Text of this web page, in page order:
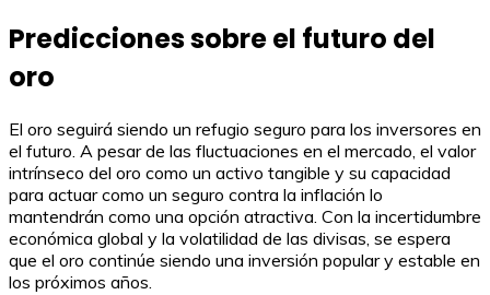
Predicciones sobre el futuro del
oro
El oro seguirá siendo un refugio seguro para los inversores en
el futuro. A pesar de las fluctuaciones en el mercado, el valor
intrínseco del oro como un activo tangible y su capacidad
para actuar como un seguro contra la inflación lo
mantendrán como una opción atractiva. Con la incertidumbre
económica global y la volatilidad de las divisas, se espera
que el oro continúe siendo una inversión popular y estable en
los próximos años.